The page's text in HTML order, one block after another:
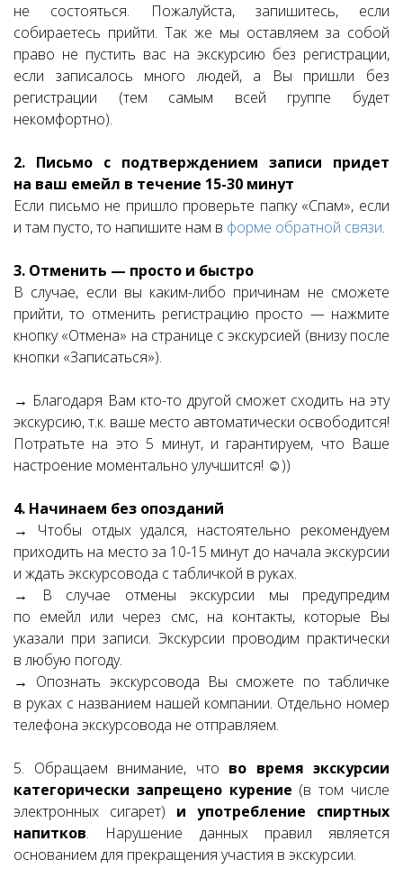
не состояться. Пожалуйста, запишитесь, если
собираетесь прийти. Так же мы оставляем за собой
право не пустить вас на экскурсию без регистрации,
если записалось много людей, а Вы пришли без
регистрации (тем самым всей группе будет
некомфортно).
2. Письмо с подтверждением записи придет
на ваш емейл в течение 15-30 минут
Если письмо не пришло проверьте папку «Спам», если
и там пусто, то напишите нам в форме обратной связи.
3. Отменить — просто и быстро
В случае, если вы каким-либо причинам не сможете
прийти, то отменить регистрацию просто — нажмите
кнопку «Отмена» на странице с экскурсией (внизу после
кнопки «Записаться»).
→ Благодаря Вам кто-то другой сможет сходить на эту
экскурсию, т.к. ваше место автоматически освободится!
Потратьте на это 5 минут, и гарантируем, что Ваше
настроение моментально улучшится! ☺))
4. Начинаем без опозданий
→ Чтобы отдых удался, настоятельно рекомендуем
приходить на место за 10-15 минут до начала экскурсии
и ждать экскурсовода с табличкой в руках.
→ В случае отмены экскурсии мы предупредим
по емейл или через смс, на контакты, которые Вы
указали при записи. Экскурсии проводим практически
в любую погоду.
→ Опознать экскурсовода Вы сможете по табличке
в руках с названием нашей компании. Отдельно номер
телефона экскурсовода не отправляем.
5. Обращаем внимание, что во время экскурсии
категорически запрещено курение (в том числе
электронных сигарет) и употребление спиртных
напитков. Нарушение данных правил является
основанием для прекращения участия в экскурсии.